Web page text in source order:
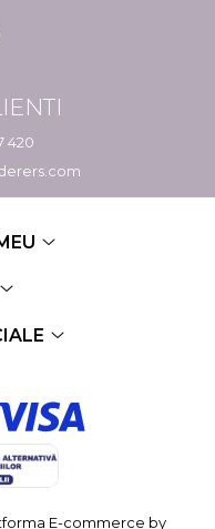
420
E-commerce by